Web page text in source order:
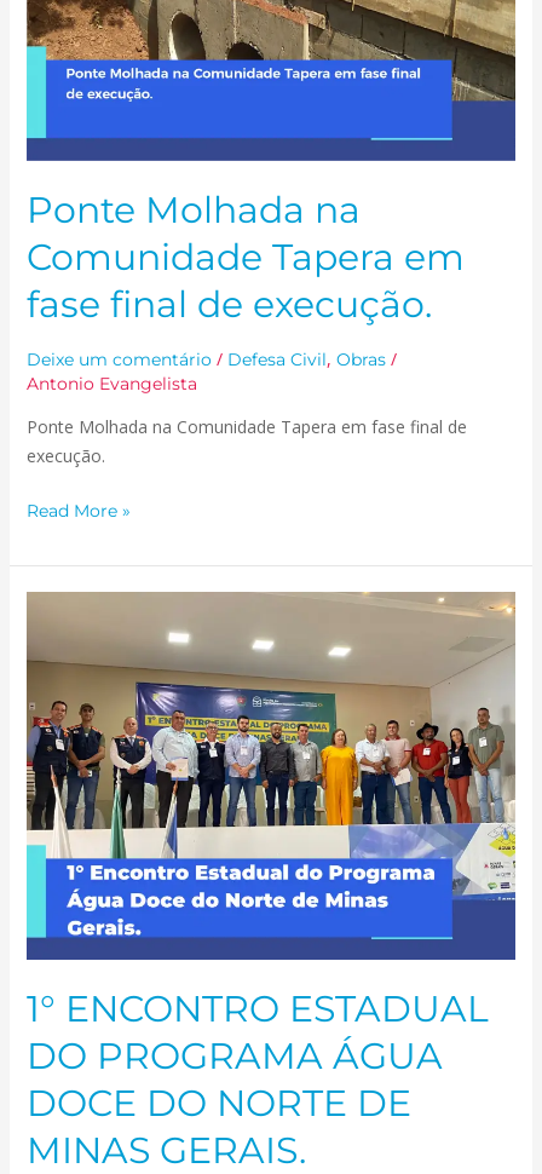
Ponte Molhada na
Comunidade Tapera em
fase final de execução.
Deixe um comentário / Defesa Civil, Obras/
Antonio Evangelista
Ponte Molhada na Comunidade Tapera em fase final de
execução.
final
de
execução.
Read More »
1° ENCONTRO ESTADUAL
DO PROGRAMA ÁGUA
DOCE DO NORTE DE
MINAS GERAIS.
ESTADUAL
PROGRAMA
ÁGUA
DOCE
DO
NORTE
DE
MINAS
GERAIS.